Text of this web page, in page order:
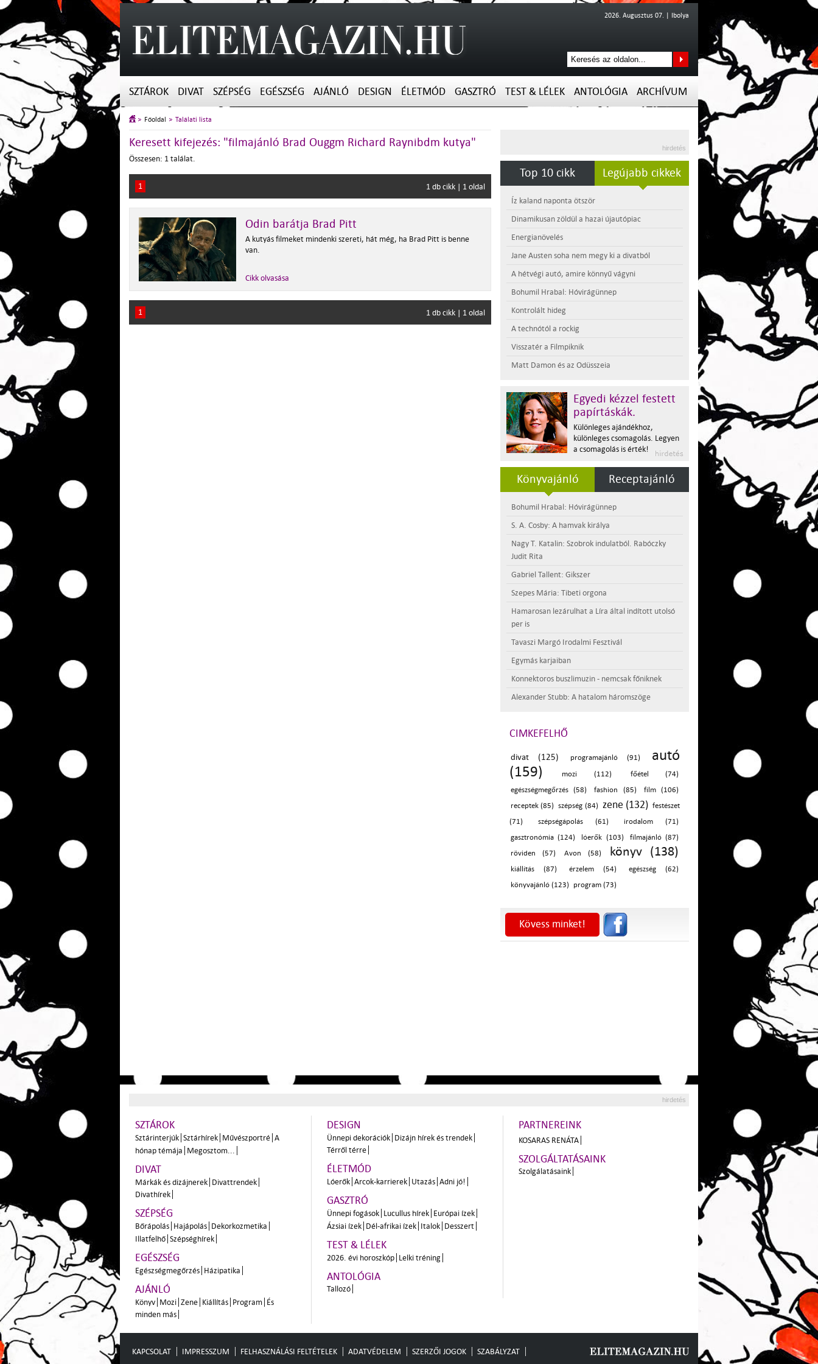
2026. Augusztus 07. | Ibolya
SZTÁROK DIVAT SZÉPSÉG EGÉSZSÉG AJÁNLÓ DESIGN ÉLETMÓD GASZTRÓ TEST & LÉLEK ANTOLÓGIA ARCHÍVUM
Főoldal Találati lista
Keresett kifejezés: "filmajánló Brad Ouggm Richard Raynibdm kutya"
Összesen: 1 találat.
1 1 db cikk | 1 oldal
Odin barátja Brad Pitt
A kutyás filmeket mindenki szereti, hát még, ha Brad Pitt is benne
van.
Cikk olvasása
1 1 db cikk | 1 oldal
hirdetés
Top 10 cikk Legújabb cikkek
Íz kaland naponta ötször
Dinamikusan zöldül a hazai újautópiac
Energianövelés
Jane Austen soha nem megy ki a divatból
A hétvégi autó, amire könnyű vágyni
Bohumil Hrabal: Hóvirágünnep
Kontrolált hideg
A technótól a rockig
Visszatér a Filmpiknik
Matt Damon és az Odüsszeia
Egyedi kézzel festett
papírtáskák.
Különleges ajándékhoz,
különleges csomagolás. Legyen
a csomagolás is érték!
Könyvajánló Receptajánló
Bohumil Hrabal: Hóvirágünnep
S. A. Cosby: A hamvak királya
Nagy T. Katalin: Szobrok indulatból. Rabóczky
Judit Rita
Gabriel Tallent: Gikszer
Szepes Mária: Tibeti orgona
Hamarosan lezárulhat a Líra által indított utolsó
per is
Tavaszi Margó Irodalmi Fesztivál
Egymás karjaiban
Konnektoros buszlimuzin - nemcsak főniknek
Alexander Stubb: A hatalom háromszöge
CIMKEFELHŐ
divat (125) programajánló (91)
autó
(159)
mozi (112)
főétel (74)
egészségmegőrzés (58)
fashion (85)
film (106)
receptek (85)
szépség (84) zene (132) festészet
(71)
szépségápolás (61)
irodalom (71)
gasztronómia (124)
lóerők (103)
filmajánló (87)
röviden (57)
Avon (58) könyv (138)
kiállítás (87) érzelem (54)
egészség (62)
könyvajánló (123)
program (73)
Kövess minket!
hirdetés
SZTÁROK
Sztárinterjúk Sztárhírek Művészportré A
hónap témája Megosztom...
DIVAT
Márkák és dizájnerek Divattrendek
Divathírek
SZÉPSÉG
Bőrápolás Hajápolás Dekorkozmetika
Illatfelhő Szépséghírek
EGÉSZSÉG
Egészségmegőrzés Házipatika
AJÁNLÓ
Könyv Mozi Zene Kiállítás Program És
minden más
DESIGN
Ünnepi dekorációk Dizájn hírek és trendek
Térről térre
ÉLETMÓD
Lóerők Arcok-karrierek Utazás Adni jó!
GASZTRÓ
Ünnepi fogások Lucullus hírek Európai ízek
Ázsiai ízek Dél-afrikai ízek Italok Desszert
TEST & LÉLEK
2026. évi horoszkóp Lelki tréning
ANTOLÓGIA
Tallozó
PARTNEREINK
KOSARAS RENÁTA
SZOLGÁLTATÁSAINK
Szolgálatásaink
KAPCSOLAT IMPRESSZUM FELHASZNÁLÁSI FELTÉTELEK ADATVÉDELEM SZERZŐI JOGOK SZABÁLYZAT